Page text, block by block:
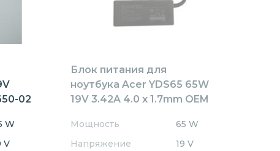
02
W
V
Блок питания для
ноутбука Acer YDS65 65W
19V 3.42A 4.0 x 1.7mm OEM
Мощность
65 W
Напряжение
19 V